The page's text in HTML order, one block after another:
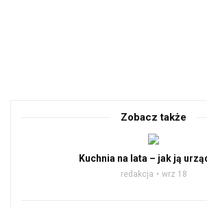
Zobacz także
Kuchnia na lata – jak ją
redakcja wrz 18